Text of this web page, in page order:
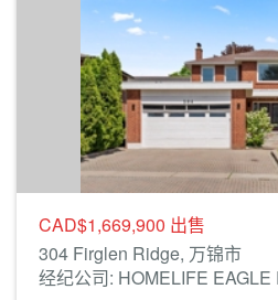
CAD$1,669,900 出售
304 Firglen Ridge, 万锦市
经纪公司: HOMELIFE EAGLE